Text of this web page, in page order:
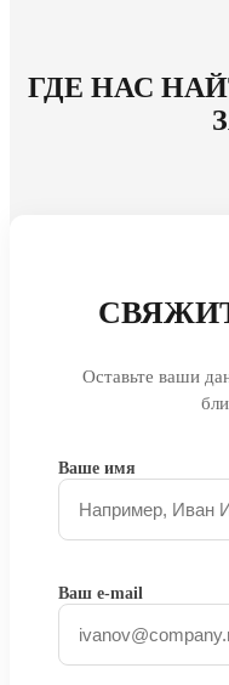
ГДЕ НАС
Оставьте ваши
Ваше имя
Ваш e-mail